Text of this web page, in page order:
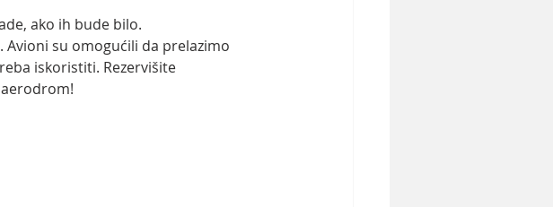
ako ih bude bilo.
su omogućili da prelazimo
iskoristiti. Rezervišite